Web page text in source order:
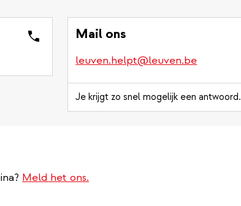
Mail ons
leuven.helpt@leuven.be
Je krijgt zo snel mogelijk een antwoord.
Meld het ons.